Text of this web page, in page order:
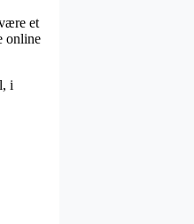
et
online
i